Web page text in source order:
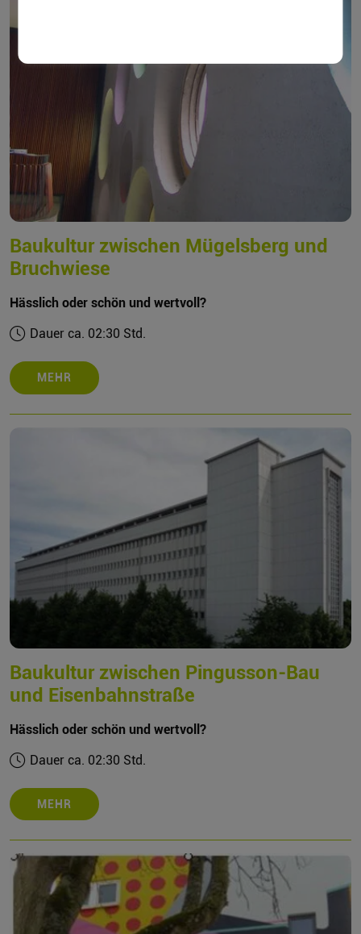
Baukultur zwischen Mügelsberg und
Bruchwiese
Hässlich oder schön und wertvoll?
Dauer ca. 02:30 Std.
MEHR
Baukultur zwischen Pingusson-Bau
und Eisenbahnstraße
Hässlich oder schön und wertvoll?
Dauer ca. 02:30 Std.
MEHR